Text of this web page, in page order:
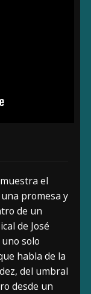
el
promesa y
de un
de José
solo
habla de la
del umbral
desde un